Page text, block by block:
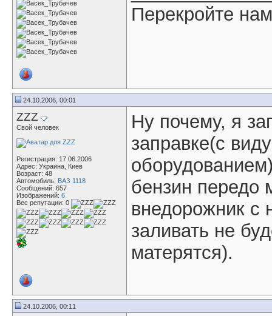
Перекройте
24.10.2006, 00:01
ZZZ
Свой человек
Регистрация: 17.06.2006
Адрес: Украина, Киев
Возраст: 48
Автомобиль: ВАЗ 1118
Сообщений: 657
Изображений: 6
Вес репутации: 0
Ну почему, я
заправке(с
бензин передо
внедорожник с
заливать не
матерятся).
24.10.2006, 00:11